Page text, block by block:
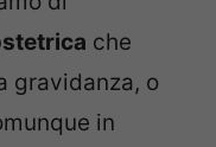
che
gravidanza, o
in